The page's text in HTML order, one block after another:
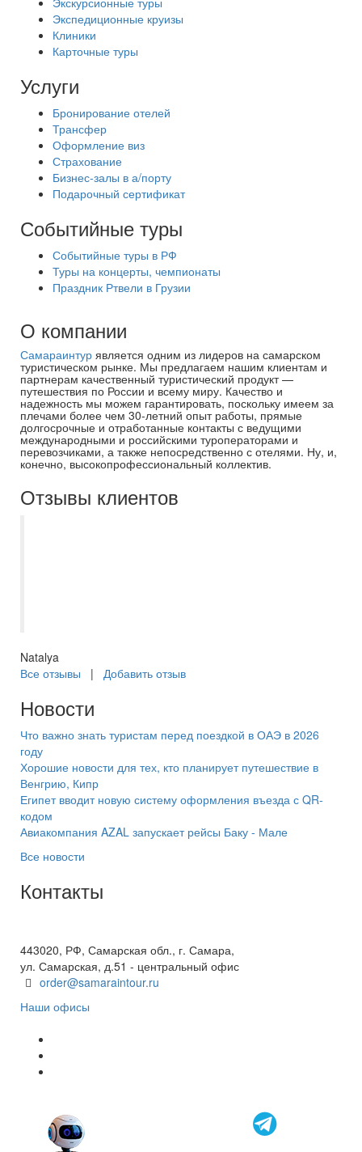
Экспедиционные круизы
Клиники
Карточные туры
Услуги
Бронирование отелей
Трансфер
Оформление виз
Страхование
Бизнес-залы в а/порту
Подарочный сертификат
Событийные туры
Событийные туры в РФ
Туры на концерты, чемпионаты
Праздник Ртвели в Грузии
О компании
Самараинтур является одним из лидеров на самарском
туристическом рынке. Мы предлагаем нашим клиентам и
партнерам качественный туристический продукт —
путешествия по России и всему миру. Качество и
надежность мы можем гарантировать, поскольку имеем за
плечами более чем 30-летний опыт работы, прямые
долгосрочные и отработанные контакты с ведущими
международными и российскими туроператорами и
перевозчиками, а также непосредственно с отелями. Ну, и,
конечно, высокопрофессиональный коллектив.
Отзывы клиентов
Natalya
Все отзывы | Добавить отзыв
Новости
Что важно знать туристам перед поездкой в ОАЭ в 2026
году
Хорошие новости для тех, кто планирует путешествие в
Венгрию, Кипр
Египет вводит новую систему оформления въезда с QR-
кодом
Авиакомпания AZAL запускает рейсы Баку - Мале
Все новости
Контакты
443020, РФ, Самарская обл., г. Самара,
ул. Самарская, д.51 - центральный офис
order@samaraintour.ru
Наши офисы